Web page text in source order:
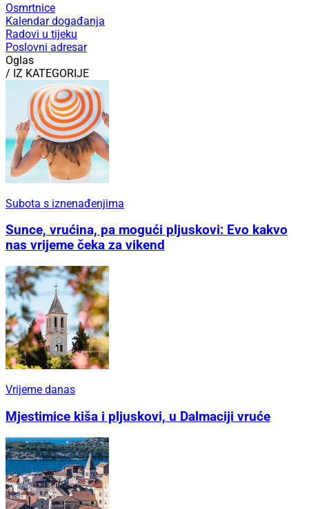
Osmrtnice
Kalendar događanja
Radovi u tijeku
Poslovni adresar
Oglas
/ IZ KATEGORIJE
Subota s iznenađenjima
Sunce, vrućina, pa mogući pljuskovi: Evo kakvo
nas vrijeme čeka za vikend
Vrijeme danas
Mjestimice kiša i pljuskovi, u Dalmaciji vruće